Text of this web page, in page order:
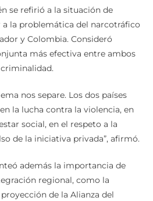
se refirió a la situación de
la problemática del narcotráfico
y Colombia. Consideró
más efectiva entre ambos
nos separe. Los dos países
la lucha contra la violencia, en
social, en el respeto a la
de la iniciativa privada”, afirmó.
además la importancia de
regional, como la
de la Alianza del